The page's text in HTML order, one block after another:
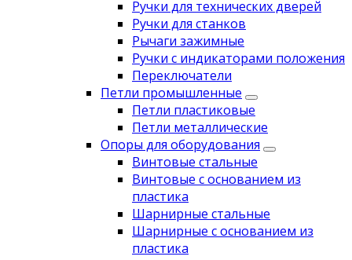
Ручки для технических дверей
Ручки для станков
Рычаги зажимные
Ручки с индикаторами положения
Переключатели
Петли промышленные
Петли пластиковые
Петли металлические
Опоры для оборудования
Винтовые стальные
Винтовые с основанием из
пластика
Шарнирные стальные
Шарнирные с основанием из
пластика